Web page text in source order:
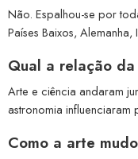
Não. Espalhou-se por
Países Baixos,
Qual a relação
Arte e ciência andaram
astronomia influenciaram
Como a arte